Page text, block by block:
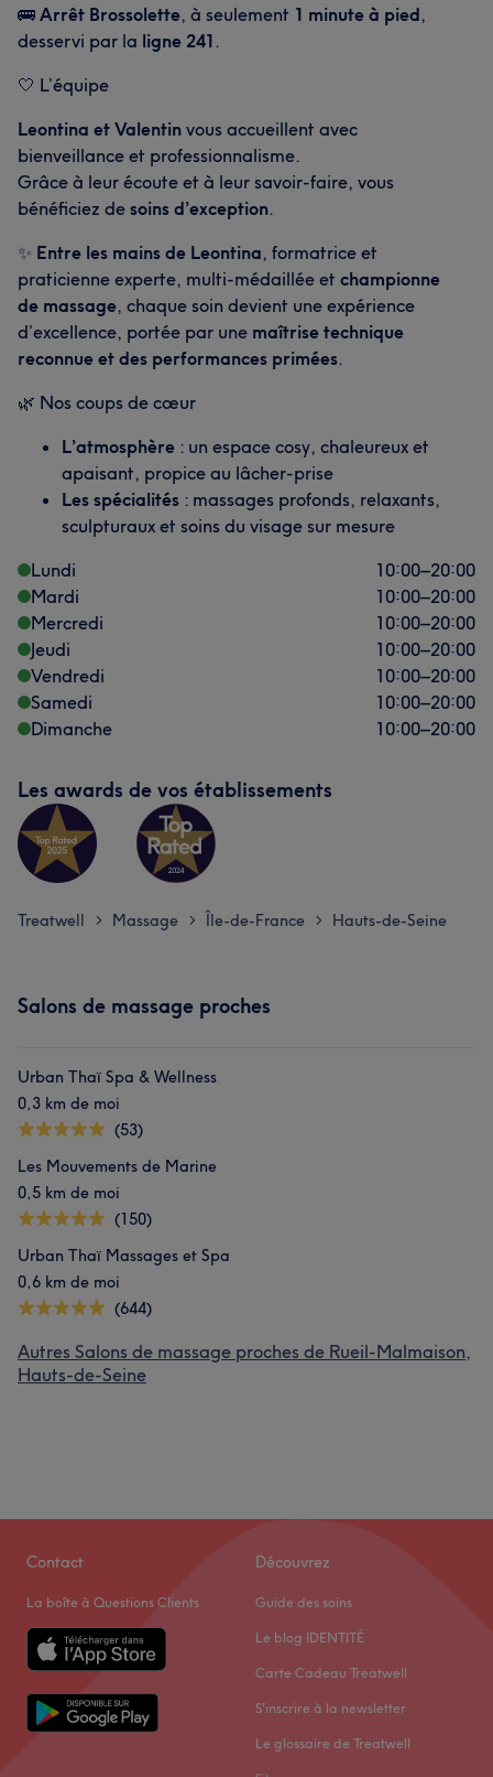
Professionnel/le 30 Expert/e 19
🚌 Arrêt Brossolette, à seulement 1 minute à pied,
desservi par la ligne 241.
🤍 L’équipe
Leontina et Valentin vous accueillent avec
bienveillance et professionnalisme.
Grâce à leur écoute et à leur savoir-faire, vous
bénéficiez de soins d’exception.
✨ Entre les mains de Leontina, formatrice et
praticienne experte, multi-médaillée et championne
de massage, chaque soin devient une expérience
d’excellence, portée par une maîtrise technique
reconnue et des performances primées.
🌿 Nos coups de cœur
L’atmosphère : un espace cosy, chaleureux et
apaisant, propice au lâcher-prise
Les spécialités : massages profonds, relaxants,
sculpturaux et soins du visage sur mesure
Lundi
10:00–20:00
Mardi
10:00–20:00
Mercredi
10:00–20:00
Jeudi
10:00–20:00
Vendredi
10:00–20:00
Samedi
10:00–20:00
Dimanche
10:00–20:00
Les awards de vos établissements
Treatwell > Massage > Île-de-France > Hauts-de-Seine
Salons de massage proches
Urban Thaï Spa & Wellness
0,3 km de moi
(53)
Les Mouvements de Marine
0,5 km de moi
(150)
Urban Thaï Massages et Spa
0,6 km de moi
(644)
Autres Salons de massage proches de Rueil-Malmaison,
Hauts-de-Seine
Contact
La boîte à Questions Clients
Découvrez
Guide des soins
Le blog IDENTITÉ
Carte Cadeau Treatwell
S'inscrire à la newsletter
Le glossaire de Treatwell